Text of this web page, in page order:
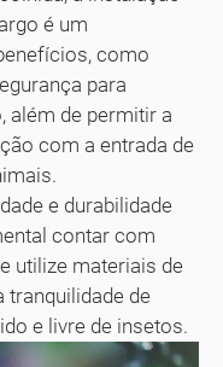
é um
como
para
além de permitir a
com a entrada de
e durabilidade
contar com
utilize materiais de
tranquilidade de
e livre de insetos.